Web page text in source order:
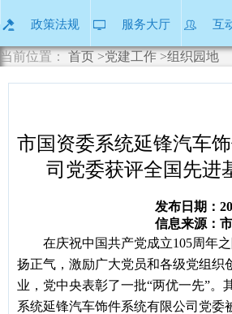
到
主
要
内
政策法规 服务大厅 互
当前位置： 首页 >党建工作 >组织园地
市国资委系统延锋汽车
司党委获评全国先进
发布日期：
信息来源：
在庆祝中国共产党成立105周年
扬正气，激励广大党员和各级党组织
业，党中央表彰了一批“两优一先”。
系统延锋汽车饰件系统有限公司党委